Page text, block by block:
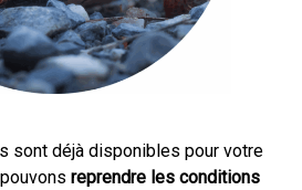
sont déjà disponibles pour votre
reprendre les conditions